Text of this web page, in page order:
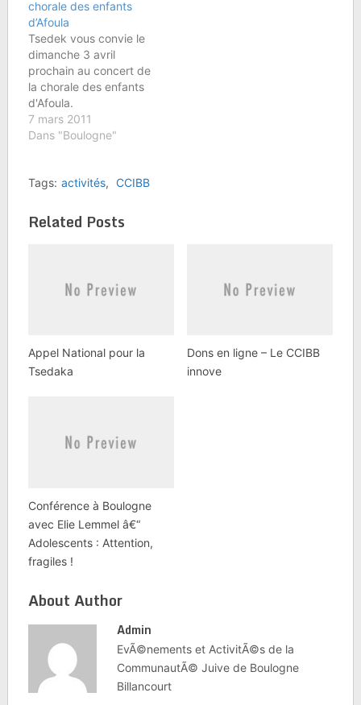
de BoulogneÂ Bnai-Brith
â€“ Loge de
Boulognese mobilisent
pour uneOPERATION
SOLIDARITEÂ AVEC LES
ENFANTS DU SUD
D'ISRAËLÂ Dans la
terrible situation que
vivent actuellement les
enfants ne…
chorale des enfants
d’Afoula
Tsedek vous convie le
dimanche 3 avril
prochain au concert de
la chorale des enfants
d'Afoula.
7 mars 2011
Dans "Boulogne"
Tags: activités, CCIBB
Related Posts
Appel National pour la
Tsedaka
Dons en ligne – Le CCIBB
innove
Conférence à Boulogne
avec Elie Lemmel â€“
Adolescents : Attention,
fragiles !
About Author
Admin
EvÃ©nements et ActivitÃ©s de la
CommunautÃ© Juive de Boulogne
Billancourt